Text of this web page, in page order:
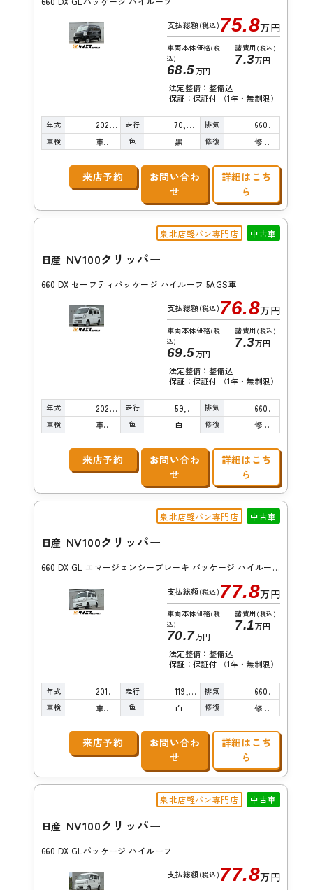
支払総額(税込) 75.8万円
車両本体価格(税
込)
68.5万円
諸費用 (税込)
7.3万円
法定整備：整備込
保証：保証付 （1年・無制限）
年式 2020年 走行 70,000km 排気 660cc
車検 車検整備付 色 黒 修復 修復歴無し
来店予約
お問い合わ
せ
詳細はこち
ら
泉北店軽バン専門店 中古車
日産 NV100クリッパー
660 DX セーフティパッケージ ハイルーフ 5AGS車
支払総額(税込) 76.8万円
車両本体価格(税
込)
69.5万円
諸費用 (税込)
7.3万円
法定整備：整備込
保証：保証付 （1年・無制限）
年式 2022年 走行 59,000km 排気 660cc
車検 車検整備付 色 白 修復 修復歴無し
来店予約
お問い合わ
せ
詳細はこち
ら
泉北店軽バン専門店 中古車
日産 NV100クリッパー
660 DX GL エマージェンシーブレーキ パッケージ ハイルーフ 5AGS車
支払総額(税込) 77.8万円
車両本体価格(税
込)
70.7万円
諸費用 (税込)
7.1万円
法定整備：整備込
保証：保証付 （1年・無制限）
年式 2016年 走行 119,000km 排気 660cc
車検 車検整備付 色 白 修復 修復歴無し
来店予約
お問い合わ
せ
詳細はこち
ら
泉北店軽バン専門店 中古車
日産 NV100クリッパー
660 DX GLパッケージ ハイルーフ
支払総額(税込) 77.8万円